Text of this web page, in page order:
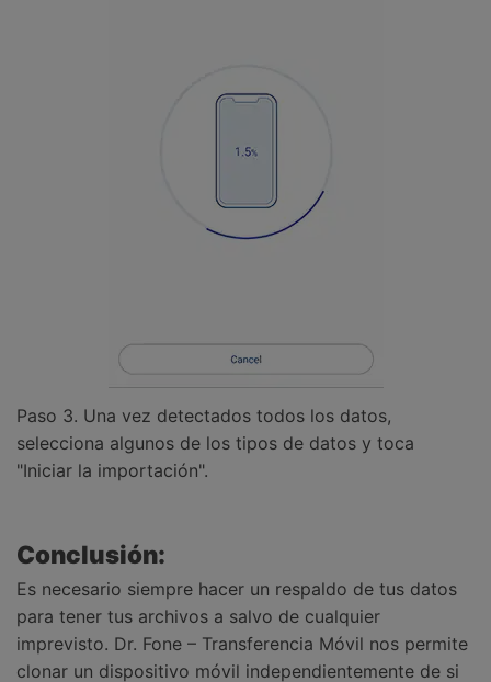
Paso 3. Una vez detectados todos los datos,
selecciona algunos de los tipos de datos y toca
"Iniciar la importación".
Conclusión:
Es necesario siempre hacer un respaldo de tus datos
para tener tus archivos a salvo de cualquier
imprevisto. Dr. Fone – Transferencia Móvil nos permite
clonar un dispositivo móvil independientemente de si